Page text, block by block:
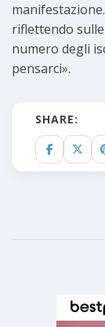
riflettendo
numero degli
pensarci».
SHARE: